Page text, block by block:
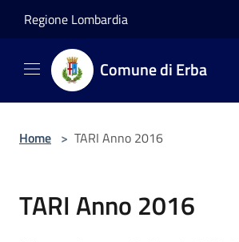
Regione Lombardia
Comune di Erba
Home > TARI Anno 2016
TARI Anno 2016